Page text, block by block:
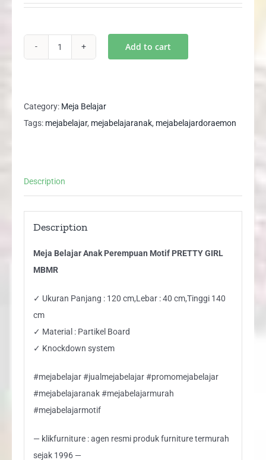
Perempuan
Motif
quantity
Add to cart
Category: Meja Belajar
Tags: mejabelajar, mejabelajaranak, mejabelajardoraemon
Description
Description
Meja Belajar Anak Perempuan Motif PRETTY GIRL
MBMR
✓ Ukuran Panjang : 120 cm,Lebar : 40 cm,Tinggi 140
cm
✓ Material : Partikel Board
✓ Knockdown system
#mejabelajar #jualmejabelajar #promomejabelajar
#mejabelajaranak #mejabelajarmurah
#mejabelajarmotif
— klikfurniture : agen resmi produk furniture termurah
sejak 1996 —